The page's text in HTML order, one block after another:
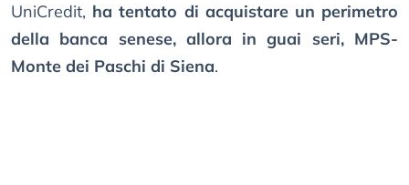
UniCredit, ha tentato di acquistare un perimetro
della banca senese, allora in guai seri, MPS-
Monte dei Paschi di Siena.